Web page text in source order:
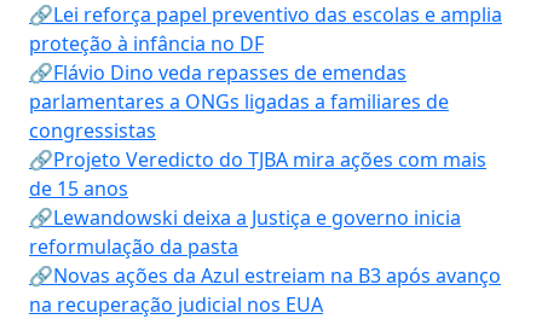
🔗Lei reforça papel preventivo das escolas e amplia
proteção à infância no DF
🔗Flávio Dino veda repasses de emendas
parlamentares a ONGs ligadas a familiares de
congressistas
🔗Projeto Veredicto do TJBA mira ações com mais
de 15 anos
🔗Lewandowski deixa a Justiça e governo inicia
reformulação da pasta
🔗Novas ações da Azul estreiam na B3 após avanço
na recuperação judicial nos EUA